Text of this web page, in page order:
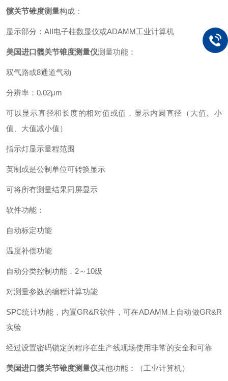
髋关节锥度测量构成：
显示部分：AII电子柱数显仪或ADAMM工业计算机
美国进口髋关节锥度测量仪测量功能：
双气路或8通道气动
分辨率：0.02μm
可以显示直径和长度的相对值或值，显示内圆直径（大值、小
值、大值减小值）
指示灯显示量程范围
英制或是公制单位可转换显示
可将所有测量结果同屏显示
软件功能：
自动标定功能
温度补偿功能
自动分类控制功能，2～10级
对测量参数的编程计算功能
SPC统计功能，内置GR&R软件，可在ADAMM上自动做GR&R
实验
经过设置密码锁定的程序在生产线现场使用非常的安全和可靠
美国进口髋关节锥度测量仪其他功能：（工业计算机）